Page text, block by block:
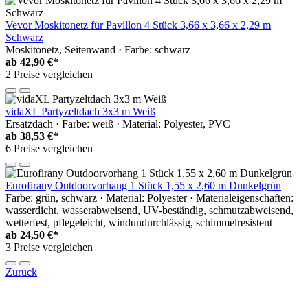
Vevor Moskitonetz für Pavillon 4 Stück 3,66 x 3,66 x 2,29 m
Schwarz
Moskitonetz, Seitenwand · Farbe: schwarz
ab 42,90 €*
2 Preise vergleichen
vidaXL Partyzeltdach 3x3 m Weiß
Ersatzdach · Farbe: weiß · Material: Polyester, PVC
ab 38,53 €*
6 Preise vergleichen
Eurofirany Outdoorvorhang 1 Stück 1,55 x 2,60 m Dunkelgrün
Farbe: grün, schwarz · Material: Polyester · Materialeigenschaften:
wasserdicht, wasserabweisend, UV-beständig, schmutzabweisend,
wetterfest, pflegeleicht, windundurchlässig, schimmelresistent
ab 24,50 €*
3 Preise vergleichen
Zurück